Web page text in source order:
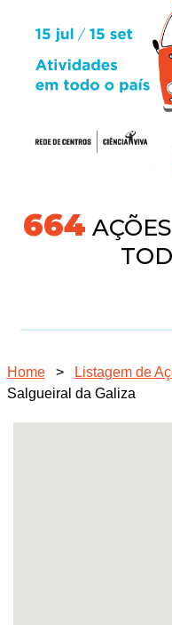
718
Home > Listagem de
Salgueiral da Galiza